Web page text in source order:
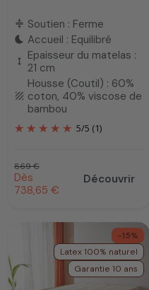
compress Soutien : Ferme
bedtime Accueil : Equilibré
height
Epaisseur du matelas :
21 cm
texture
Housse (Coutil) : 60%
coton, 40% viscose de
bambou
5/5 (1)
Prix habituel
869 €
Prix promotionnel
Dès
738,65 €
Découvrir
-15%
Latex 100% naturel
Garantie 10 ans